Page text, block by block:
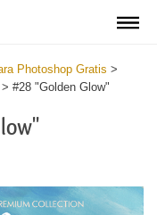
Photoshop Gratis >
> #28 "Golden Glow"